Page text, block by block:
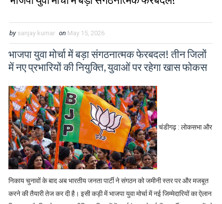
by sanjay kumar on May 15, 2026
भाजपा युवा मोर्चा में बड़ा संगठनात्मक फेरबदल! तीन जिलों
में नए प्रभारियों की नियुक्ति, युवाओं पर रहेगा खास फोकस
चंडीगढ़ : लोकसभा और
निकाय चुनावों के बाद अब भारतीय जनता पार्टी ने संगठन को जमीनी स्तर पर और मजबूत
करने की तैयारी तेज कर दी है। इसी कड़ी में भाजपा युवा मोर्चा में नई जिम्मेदारियों का ऐलान